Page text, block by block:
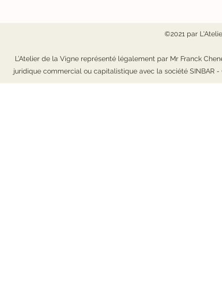
©2021 par
L’Atelier de la Vigne représenté légalement par Mr Franck
juridique commercial ou capitalistique avec la société SINBAR